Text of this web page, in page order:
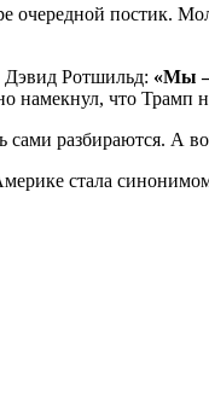
очередной постик.
Дэвид Ротшильд: «Мы
намекнул, что
разбираются. А
стала